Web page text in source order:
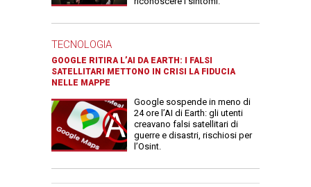
TECNOLOGIA
GOOGLE RITIRA L’AI DA EARTH: I FALSI
SATELLITARI METTONO IN CRISI LA FIDUCIA
NELLE MAPPE
Google sospende in meno di
24 ore l’AI di Earth: gli utenti
creavano falsi satellitari di
guerre e disastri, rischiosi per
l’Osint.